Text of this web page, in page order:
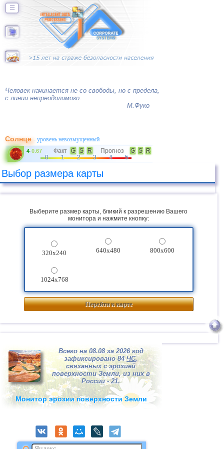
☰
Человек начинается не со свободы, но с предела,
с линии непреодолимого.
М.Фуко
Солнце- уровень невозмущенный
4-0.67 Факт G S R Прогноз G S
R
0
1 2 3 4 5
Выбор размера карты
Выберите размер карты, бликий к разрешению Вашего
монитора и нажмите кнопку:
320x240 640x480 800x600
1024x768
Перейти к карте
Всего на 08.08 за 2026 год
зафиксировано 84ЧС,
связанных с эрозией
поверхности Земли, из них в
России - 21.
Монитор эрозии поверхности Земли